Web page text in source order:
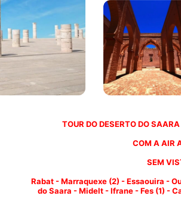
TOUR DO DESERTO DO
COM A AIR
SEM
Rabat - Marraquexe (2) - Essaouira -
do Saara - Midelt - Ifrane - Fes (1) -